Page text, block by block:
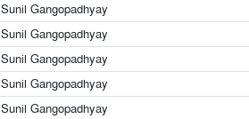
Sunil Gangopadhyay
Sunil Gangopadhyay
Sunil Gangopadhyay
Sunil Gangopadhyay
Sunil Gangopadhyay